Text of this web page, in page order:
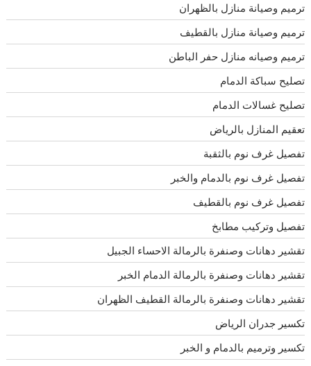
ترميم وصيانة منازل بالظهران
ترميم وصيانة منازل بالقطيف
ترميم وصيانه منازل حفر الباطن
تصليح سباكة الدمام
تصليح غسالات الدمام
تعقيم المنازل بالرياض
تفصيل غرف نوم بالثقبة
تفصيل غرف نوم بالدمام والخبر
تفصيل غرف نوم بالقطيف
تفصيل وتركيب مطابخ
تقشير دهانات وصنفرة بالرمالة الاحساء الجبيل
تقشير دهانات وصنفرة بالرمالة الدمام الخبر
تقشير دهانات وصنفرة بالرمالة القطيف الظهران
تكسير جدران الرياض
تكسير وترميم بالدمام و الخبر